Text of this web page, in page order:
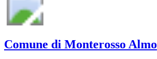
Comune di Monterosso Almo